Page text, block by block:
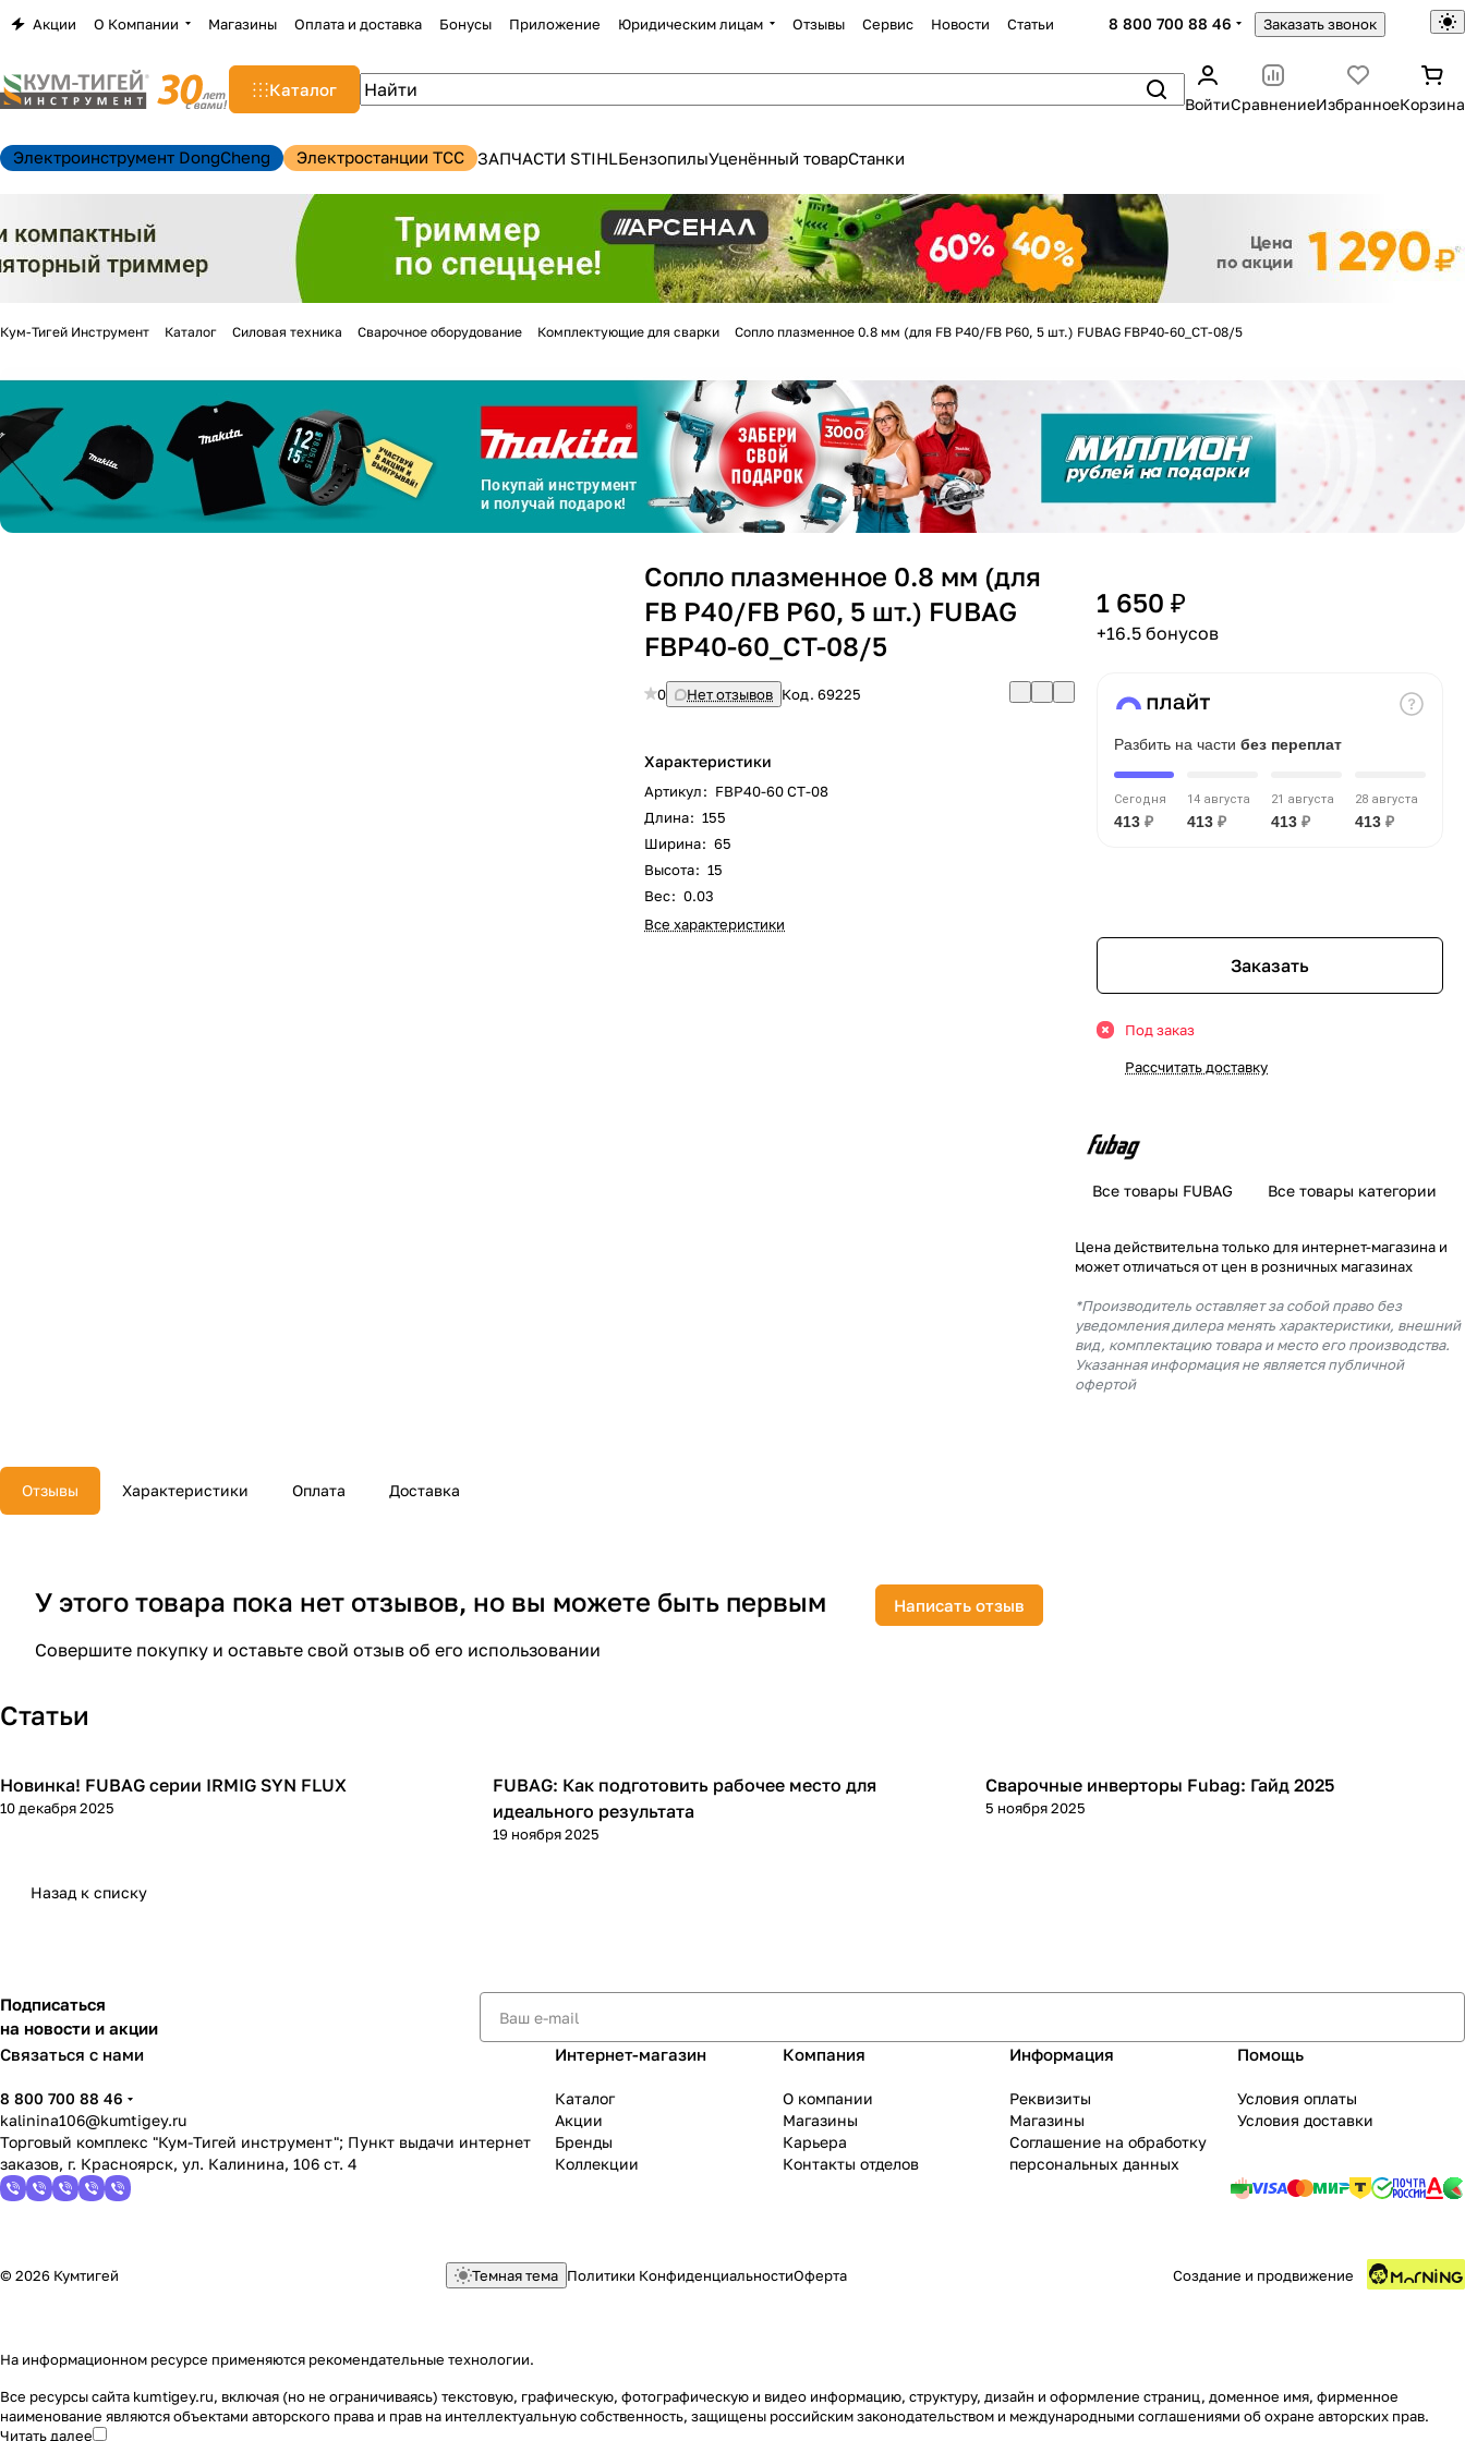
Акции О Компании Магазины Оплата и доставка Бонусы Приложение Юридическим лицам Отзывы Сервис Новости Статьи 8 800 700 88 46 Заказать звонок
Каталог
ВойтиСравнениеИзбранноеКорзина
Электроинструмент DongCheng Электростанции TCC ЗАПЧАСТИ STIHLБензопилыУценённый товарСтанки
Кум-Тигей Инструмент Каталог Силовая техника Сварочное оборудование Комплектующие для сварки Сопло плазменное 0.8 мм (для FB P40/FB P60, 5 шт.) FUBAG FBP40-60_CT-08/5
Сопло плазменное 0.8 мм (для
FB P40/FB P60, 5 шт.) FUBAG
FBP40-60_CT-08/5
0 Нет отзывов Код.69225
Характеристики
Артикул: FBP40-60 CT-08
Длина: 155
Ширина: 65
Высота: 15
Вес: 0.03
Все характеристики
1 650 ₽
+16.5 бонусов
Разбить на части без переплат
Сегодня
413 ₽
14 августа
413 ₽
21 августа
413 ₽
28 августа
413 ₽
Заказать
Под заказ
Рассчитать доставку
Все товары FUBAG Все товары категории
Цена действительна только для интернет-магазина и
может отличаться от цен в розничных магазинах
*Производитель оставляет за собой право без
уведомления дилера менять характеристики, внешний
вид, комплектацию товара и место его производства.
Указанная информация не является публичной
офертой
Отзывы Характеристики Оплата Доставка
У этого товара пока нет отзывов, но вы можете быть первым
Совершите покупку и оставьте свой отзыв об его использовании
Написать отзыв
Статьи
Сварка
Новинка! FUBAG серии IRMIG SYN FLUX
10 декабря 2025
Советы покупателям
FUBAG: Как подготовить рабочее место для
идеального результата
19 ноября 2025
Сварка
Сварочные инверторы Fubag: Гайд 2025
5 ноября 2025
Назад к списку
Подписаться
на новости и акции
Связаться с нами
8 800 700 88 46
kalinina106@kumtigey.ru
Торговый комплекс "Кум-Тигей инструмент"; Пункт выдачи интернет
заказов, г. Красноярск, ул. Калинина, 106 ст. 4
Интернет-магазин
Каталог
Акции
Бренды
Коллекции
Компания
О компании
Магазины
Карьера
Контакты отделов
Информация
Реквизиты
Магазины
Соглашение на обработку
персональных данных
Помощь
Условия оплаты
Условия доставки
© 2026 Кумтигей Темная тема Политики КонфиденциальностиОферта Создание и продвижение
На информационном ресурсе применяются рекомендательные технологии.
Все ресурсы сайта kumtigey.ru, включая (но не ограничиваясь) текстовую, графическую, фотографическую и видео информацию, структуру, дизайн и оформление страниц, доменное имя, фирменное
наименование являются объектами авторского права и прав на интеллектуальную собственность, защищены российским законодательством и международными соглашениями об охране авторских прав.
Читать далее
Для клиентов всех банков
без переплат
График платежей
Добавляйте товарыв корзину
Оплачивайте сегодня только
% картой любого банка
Получайте товарвыбранный способом
раз в 2 недели